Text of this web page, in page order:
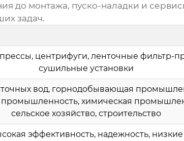
до монтажа, пуско-наладки и
задач.
центрифуги, ленточные фильтр-
сушильные установки
вод, горнодобывающая
химическая
сельское хозяйство, строительство
эффективность, надежность, низкие